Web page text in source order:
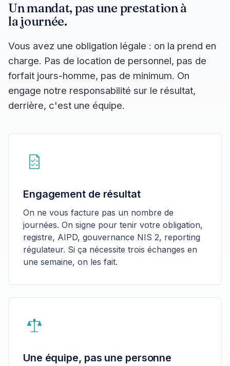
Un mandat, pas une prestation à
la journée.
Vous avez une obligation légale : on la prend en
charge. Pas de location de personnel, pas de
forfait jours-homme, pas de minimum. On
engage notre responsabilité sur le résultat,
derrière, c'est une équipe.
Engagement de résultat
On ne vous facture pas un nombre de
journées. On signe pour tenir votre obligation,
registre, AIPD, gouvernance NIS 2, reporting
régulateur. Si ça nécessite trois échanges en
une semaine, on les fait.
Une équipe, pas une personne